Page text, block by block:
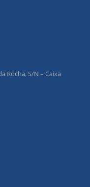
Rocha, S/N – Caixa